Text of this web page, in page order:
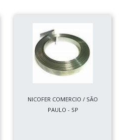
NICOFER COMERCIO / SÃO
PAULO - SP